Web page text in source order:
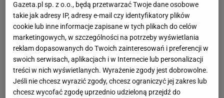
Gazeta.pl sp. z o.o., będą przetwarzać Twoje dane osobowe
takie jak adresy IP, adresy e-mail czy identyfikatory plików
cookie lub inne informacje zapisane w tych plikach do celów
marketingowych, w szczególności na potrzeby wyświetlania
reklam dopasowanych do Twoich zainteresowań i preferencji w
swoich serwisach, aplikacjach i w Internecie lub personalizacji
treści w nich wyświetlanych. Wyrażenie zgody jest dobrowolne.
Jeśli nie chcesz wyrazić zgody, chcesz ograniczyć jej zakres lub
chcesz wycofać zgodę uprzednio udzieloną przejdź do